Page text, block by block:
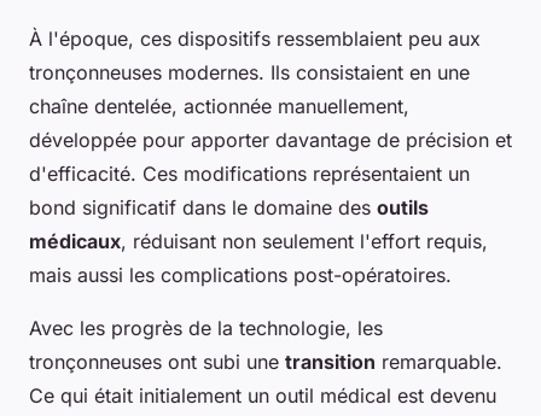
À l'époque, ces dispositifs ressemblaient peu aux
tronçonneuses modernes. Ils consistaient en une
chaîne dentelée, actionnée manuellement,
développée pour apporter davantage de précision et
d'efficacité. Ces modifications représentaient un
bond significatif dans le domaine des outils
médicaux, réduisant non seulement l'effort requis,
mais aussi les complications post-opératoires.
Avec les progrès de la technologie, les
tronçonneuses ont subi une transition remarquable.
Ce qui était initialement un outil médical est devenu